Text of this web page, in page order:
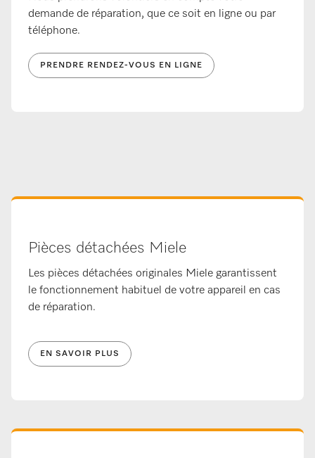
demande de réparation, que ce soit en ligne ou par
téléphone.
PRENDRE RENDEZ-VOUS EN LIGNE
Pièces détachées Miele
Les pièces détachées originales Miele garantissent
le fonctionnement habituel de votre appareil en cas
de réparation.
EN SAVOIR PLUS